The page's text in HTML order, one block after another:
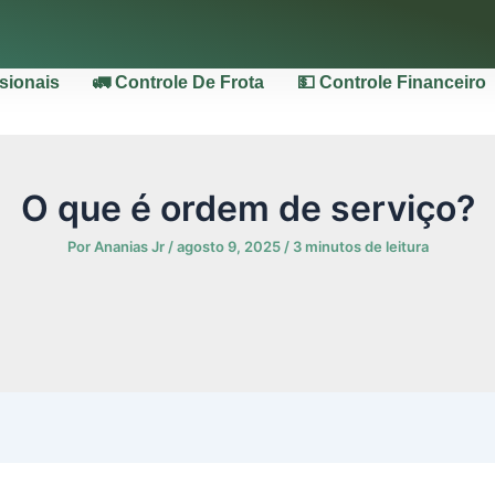
🚛 Controle De Frota 💵 Controle Financeiro
O que é ordem de serviço?
PorAnanias Jr /agosto 9, 2025 / 3 minutos de leitura